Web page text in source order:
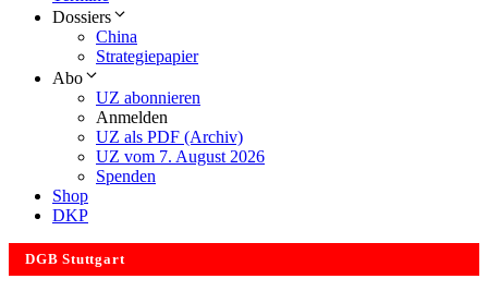
Dossiers
China
Strategiepapier
Abo
UZ abonnieren
Anmelden
UZ als PDF (Archiv)
UZ vom 7. August 2026
Spenden
Shop
DKP
DGB Stuttgart